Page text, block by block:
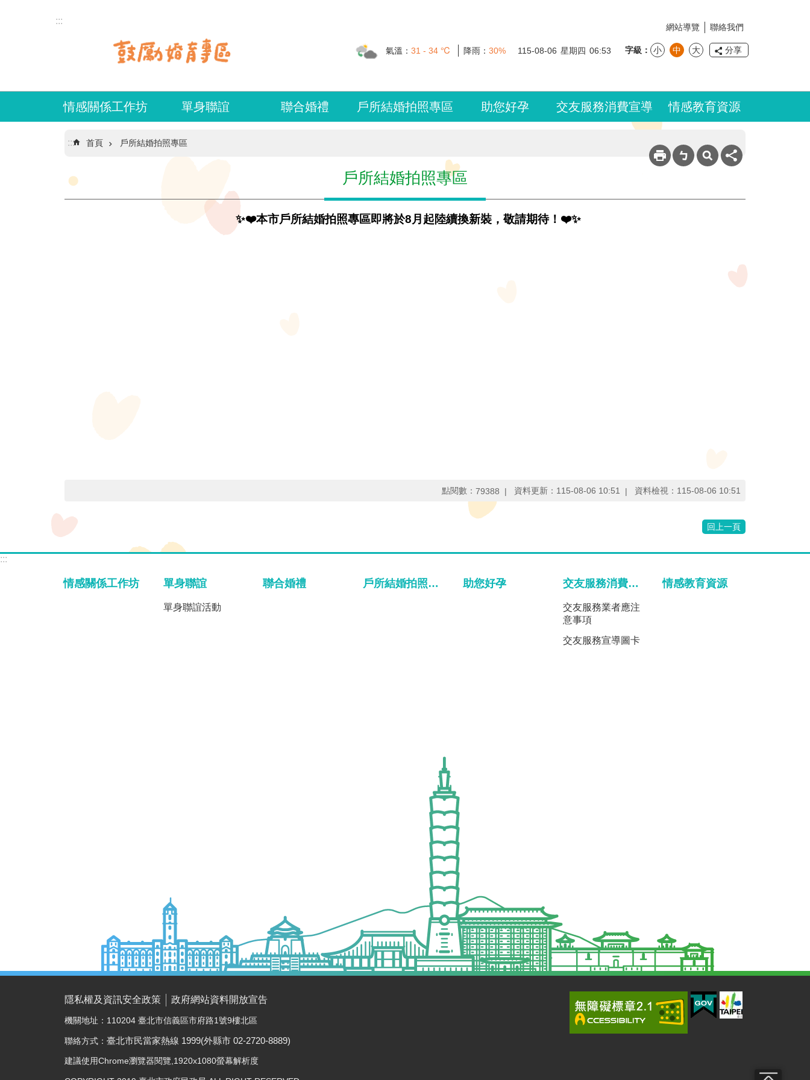
:::
網站導覽 聯絡我們
氣溫： 31 - 34 ℃ 降雨： 30% 115-08-06 星期四 06:53 字級 小 中 大 分享
情感關係工作坊 單身聯誼 聯合婚禮 戶所結婚拍照專區 助您好孕 交友服務消費宣導 情感教育資源
::: 首頁 戶所結婚拍照專區
戶所結婚拍照專區
✨❤️本市戶所結婚拍照專區即將於8月起陸續換新裝，敬請期待！❤️✨
點閱數： 79388 資料更新： 115-08-06 10:51 資料檢視： 115-08-06 10:51
回上一頁
:::
情感關係工作坊 單身聯誼
單身聯誼活動
聯合婚禮 戶所結婚拍照專區 助您好孕 交友服務消費宣導
交友服務業者應注
意事項
交友服務宣導圖卡
情感教育資源
隱私權及資訊安全政策 政府網站資料開放宣告
機關地址：110204 臺北市信義區市府路1號9樓北區
聯絡方式： 臺北市民當家熱線 1999(外縣市 02-2720-8889)
建議使用Chrome瀏覽器閱覽,1920x1080螢幕解析度